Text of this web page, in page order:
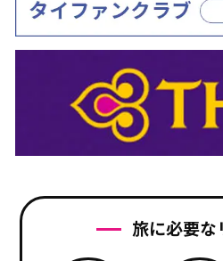
旅に必要な